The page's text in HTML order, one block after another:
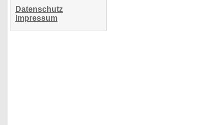
Datenschutz
Impressum